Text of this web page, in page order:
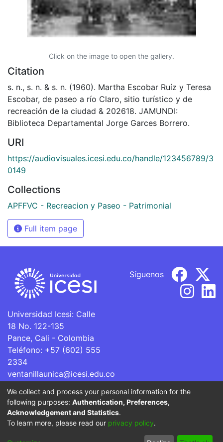
Click on the image to open the gallery.
Citation
s. n., s. n. & s. n. (1960). Martha Escobar Ruíz y Teresa
Escobar, de paseo a río Claro, sitio turístico y de
recreación de la ciudad & 202618. JAMUNDI:
Biblioteca Departamental Jorge Garces Borrero.
URI
https://audiovisuales.icesi.edu.co/handle/123456789/3
0149
Collections
APFFVC - Recreacion y Paseo - Patrimonial
Full item page
Universidad Icesi: Calle
18 No. 122-135
Pance, Cali - Colombia
Teléfono: +57 (602) 555
2334
ventanillaunica@icesi.edu.co
Síguenos
La Universidad Icesi es una Institución de Educación
Superior que se encuentra sujeta a inspección y vigilancia
por parte del Ministerio de Educación Nacional.
Cookie End User Send
We collect and process your personal information for the
following purposes: Authentication, Preferences,
Acknowledgement and Statistics.
To learn more, please read our privacy policy.